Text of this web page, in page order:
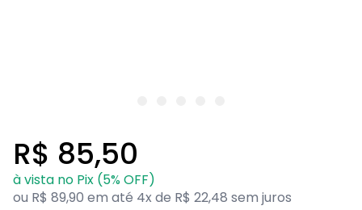
R$ 85,50
à vista no Pix (5% OFF)
ou R$ 89,90 em até 4x de R$ 22,48 sem juros